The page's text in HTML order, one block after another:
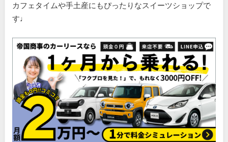
カフェタイムや手土産にもぴったりなスイーツショップで
す♩